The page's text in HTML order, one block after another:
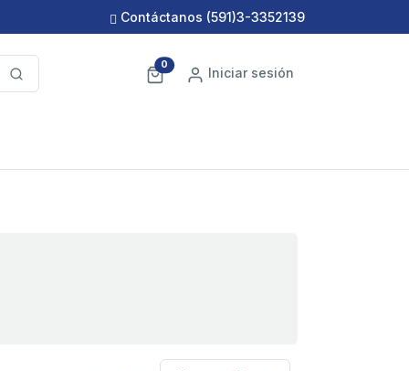
Contáctanos (591)3-3352139
0
Iniciar sesión